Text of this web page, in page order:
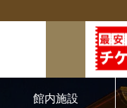
館内施設